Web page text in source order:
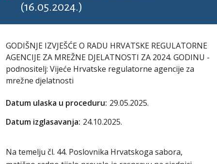
(16.05.2024.)
GODIŠNJE IZVJEŠĆE O RADU HRVATSKE REGULATORNE
AGENCIJE ZA MREŽNE DJELATNOSTI ZA 2024. GODINU -
podnositelj: Vijeće Hrvatske regulatorne agencije za
mrežne djelatnosti
Datum ulaska u proceduru: 29.05.2025.
Datum izglasavanja: 24.10.2025.
Na temelju čl. 44. Poslovnika Hrvatskoga sabora,